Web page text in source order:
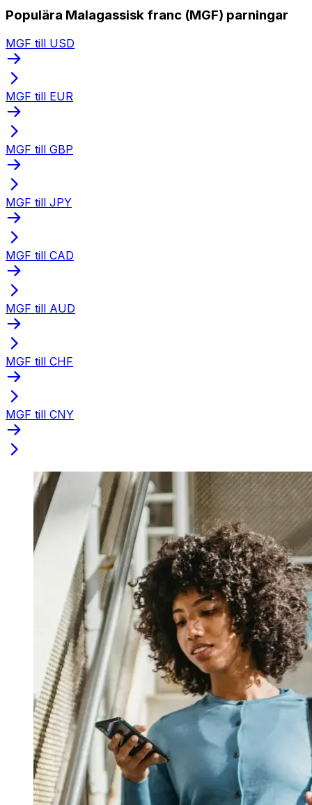
Populära Malagassisk franc (MGF) parningar
MGF till USD
MGF till EUR
MGF till GBP
MGF till JPY
MGF till CAD
MGF till AUD
MGF till CHF
MGF till CNY